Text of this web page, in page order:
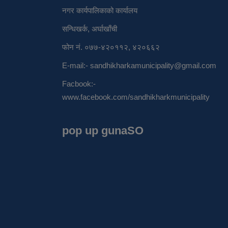
नगर कार्यपालिकाको कार्यालय
सन्धिखर्क, अर्घाखाँची
फोन नं. ०७७-४२०११२, ४२०६६२
E-mail:- sandhikharkamunicipality@gmail.com
Facbook:-
www.facebook.com/sandhikharkmunicipality
pop up gunaSO